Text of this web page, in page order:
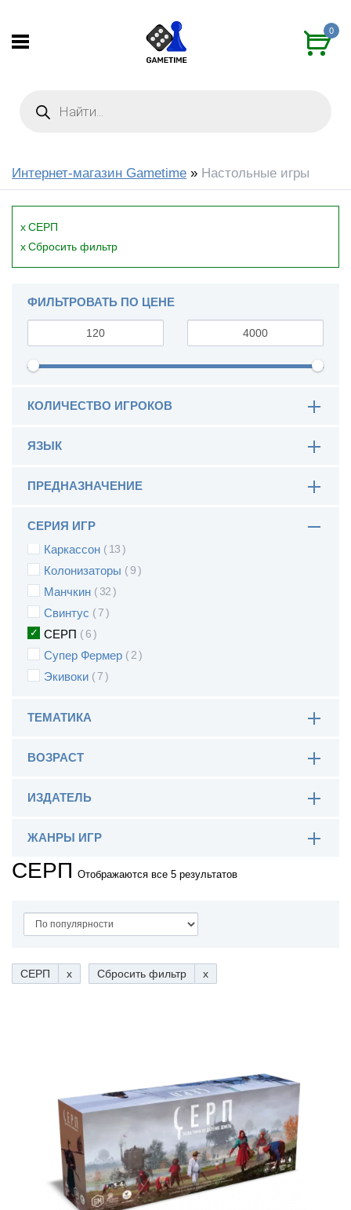
0
Интернет-магазин Gametime » Настольные игры
СЕРП
x
Сбросить фильтр
x
ФИЛЬТРОВАТЬ ПО ЦЕНЕ
КОЛИЧЕСТВО ИГРОКОВ
ЯЗЫК
ПРЕДНАЗНАЧЕНИЕ
СЕРИЯ ИГР
Azul
Dungeons & Dragons
Ticket to Ride
Каркассон 13
Колонизаторы 9
Манчкин 32
Свинтус 7
СЕРП 6
Супер Фермер 2
Экивоки 7
ТЕМАТИКА
ВОЗРАСТ
ИЗДАТЕЛЬ
ЖАНРЫ ИГР
СЕРП Отображаются все 5 результатов
СЕРП x Сбросить фильтр x